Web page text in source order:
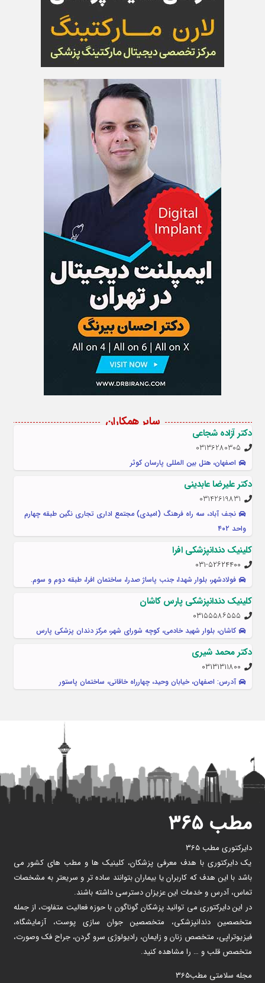
سایر همکاران
دکتر آزاده شجاعی
03136280305
اصفهان، هتل بین المللی پارسان کوثر
دکتر علیرضا عابدینی
03142619831
نجف آباد، سه راه فرهنگ (امیدی) مجتمع اداری تجاری نگین طبقه چهارم
واحد ۴۰۲
کلینیک دندانپزشکی افرا
۰۳۱-۵۲۶۲۴۴۰۰
فولادشهر، بلوار شهدا، جنب پاساژ صدرا، ساختمان افرا، طبقه دوم و سوم.
کلینیک دندانپزشکی پارس کاشان
۰۳۱۵۵۵۸۶۵۵۵
کاشان، بلوار شهید خادمی، کوچه شورای شهر، مرکز دندان پزشکی پارس
دکتر محمد شیری
۰۳۱۳۱۳۱۱۸۰۰
آدرس: اصفهان، خیابان وحید، چهارراه خاقانی، ساختمان پاستور
مطب ۳۶۵
دایرکتوری مطب 365
یک دایرکتوری با هدف معرفی پزشکان، کلینیک ها و مطب های کشور می
باشد با این هدف که کاربران یا بیماران بتوانند ساده تر و سریعتر به مشخصات
تماس، آدرس و خدمات این عزیزان دسترسی داشته باشند.
در این دایرکتوری می توانید پزشکان گوناگون با حوزه فعالیت متفاوت، از جمله
متخصصین دندانپزشکی، متخصصین جوان سازی پوست، آزمایشگاه،
فیزیوتراپی، متخصص زنان و زایمان، رادیولوژی سرو گردن، جراح فک وصورت،
متخصص قلب و … را مشاهده کنید.
مجله سلامتی مطب365